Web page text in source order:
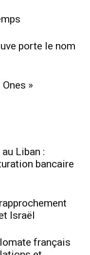
porte le nom
»
Liban :
bancaire
Israël
français